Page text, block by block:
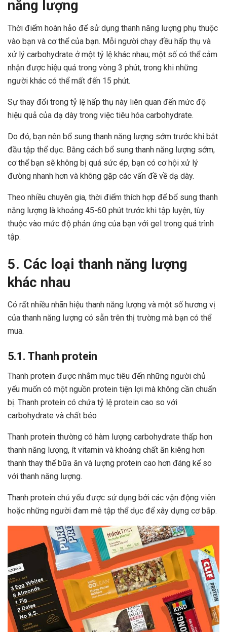
năng lượng
Thời điểm hoàn hảo để sử dụng thanh năng lượng phụ thuộc
vào bạn và cơ thể của bạn. Mỗi người chạy đều hấp thụ và
xử lý carbohydrate ở một tỷ lệ khác nhau; một số có thể cảm
nhận được hiệu quả trong vòng 3 phút, trong khi những
người khác có thể mất đến 15 phút.
Sự thay đổi trong tỷ lệ hấp thụ này liên quan đến mức độ
hiệu quả của dạ dày trong việc tiêu hóa carbohydrate.
Do đó, bạn nên bổ sung thanh năng lượng sớm trước khi bắt
đầu tập thể dục. Bằng cách bổ sung thanh năng lượng sớm,
cơ thể bạn sẽ không bị quá sức ép, bạn có cơ hội xử lý
đường nhanh hơn và không gặp các vấn đề về dạ dày.
Theo nhiều chuyên gia, thời điểm thích hợp để bổ sung thanh
năng lượng là khoảng 45-60 phút trước khi tập luyện, tùy
thuộc vào mức độ phản ứng của bạn với gel trong quá trình
tập.
5. Các loại thanh năng lượng
khác nhau
Có rất nhiều nhãn hiệu thanh năng lượng và một số hương vị
của thanh năng lượng có sẵn trên thị trường mà bạn có thể
mua.
5.1. Thanh protein
Thanh protein được nhắm mục tiêu đến những người chủ
yếu muốn có một nguồn protein tiện lợi mà không cần chuẩn
bị. Thanh protein có chứa tỷ lệ protein cao so với
carbohydrate và chất béo
Thanh protein thường có hàm lượng carbohydrate thấp hơn
thanh năng lượng, ít vitamin và khoáng chất ăn kiêng hơn
thanh thay thế bữa ăn và lượng protein cao hơn đáng kể so
với thanh năng lượng.
Thanh protein chủ yếu được sử dụng bởi các vận động viên
hoặc những người đam mê tập thể dục để xây dựng cơ bắp.